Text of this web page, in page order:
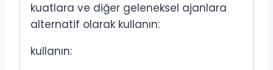
kuatlara ve diğer geleneksel ajanlara
alternatif olarak kullanın:
kullanın: